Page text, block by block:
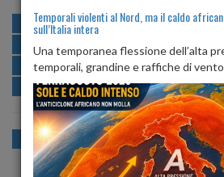
MATTINA min:18º max:
POMERIGGIO
SERA min:23º max:
NOTTE min:19º max:
OGGI LUN 10 MAR 11 MER 12
Temporali violenti al Nord, ma il caldo
sull’Italia intera
Una temporanea flessione dell’alta
temporali, grandine e raffiche di